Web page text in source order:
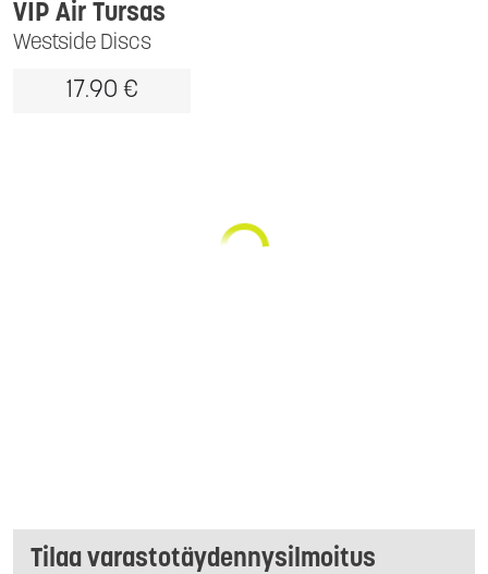
Westside Discs
VIP Air Tursas
17.90 €
Tilaa varastotäydennysilmoitus